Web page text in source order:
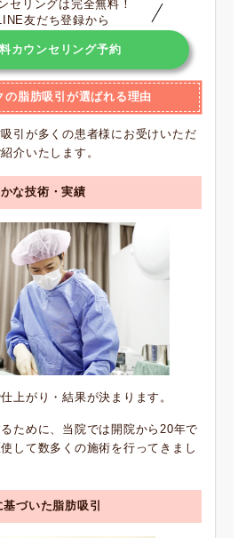
セリングは完全無料！
友だち登録から
カウンセリング予約
の脂肪吸引が選ばれる理由
引が多くの患者様にお受けいただ
介いたします。
な技術・実績
上がり・結果が決まります。
ために、当院では開院から20年で
して数多くの施術を行ってきまし
づいた脂肪吸引